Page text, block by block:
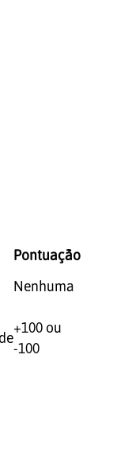
Pontuação
Nenhuma
+100 ou
-100